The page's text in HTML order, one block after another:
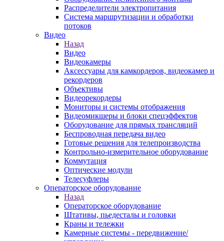
Распределители электропитания
Система маршрутизации и обработки
потоков
Видео
Назад
Видео
Видеокамеры
Аксессуары для камкордеров, видеокамер и
рекордеров
Объективы
Видеорекордеры
Мониторы и системы отображения
Видеомикшеры и блоки спецэффектов
Оборудование для прямых трансляций
Беспроводная передача видео
Готовые решения для телепроизводства
Контрольно-измерительное оборудование
Коммутация
Оптические модули
Телесуфлеры
Операторское оборудование
Назад
Операторское оборудование
Штативы, пьедесталы и головки
Краны и тележки
Камерные системы - передвижение/